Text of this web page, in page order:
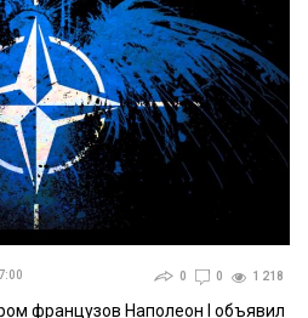
0 0 1 218
французов Наполеон I объявил